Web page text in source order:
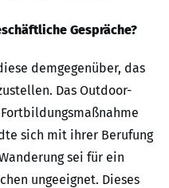
Gespräche?
demgegenüber, das
Das Outdoor-
sich mit ihrer Berufung
sei für ein
ungeeignet. Dieses